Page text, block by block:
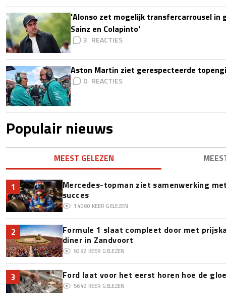
'Alonso zet mogelijk transfercarrousel in
Sainz en Colapinto'
3
Aston Martin ziet gerespecteerde
0
Populair nieuws
MEEST GELEZEN
1
Mercedes-topman ziet samenwerking
succes
14060 KEER GELEZEN
2
Formule 1 slaat compleet door met
diner in Zandvoort
9292 KEER GELEZEN
3 Ford laat voor het eerst horen hoe de
5649 KEER GELEZEN